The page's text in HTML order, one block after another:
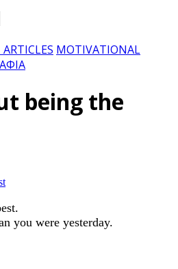
MOTIVATIONAL
being the
you were yesterday.